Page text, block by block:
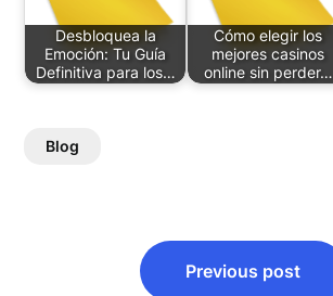
Desbloquea la
Emoción: Tu Guía
Definitiva para los…
Cómo elegir los
mejores casinos
online sin perder…
Blog
navigation
Previous post